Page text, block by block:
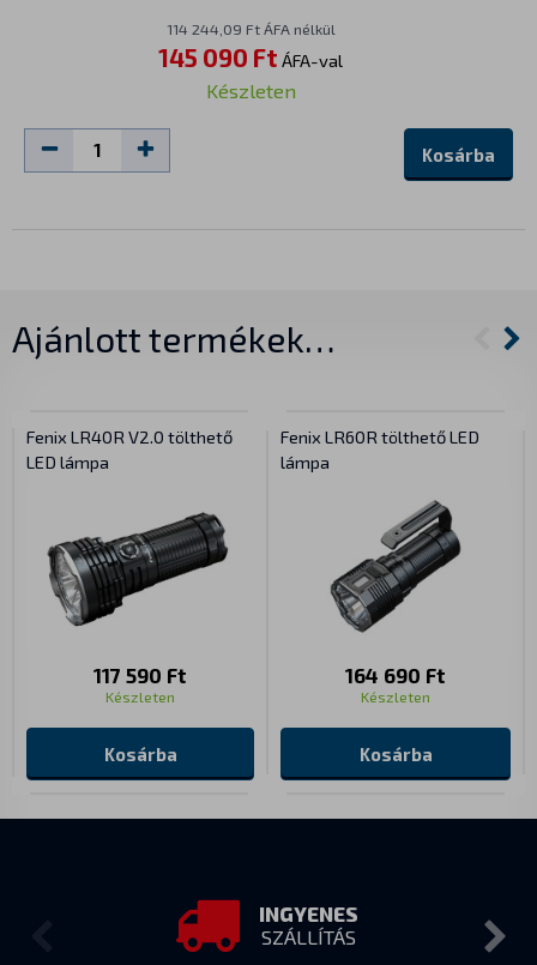
114 244,09 Ft ÁFA nélkül
145 090 Ft ÁFA-val
Készleten
Kosárba
Ajánlott termékek…
Fenix LR40R V2.0 tölthető
LED lámpa
117 590 Ft
Készleten
Kosárba
Fenix LR60R tölthető LED
lámpa
164 690 Ft
Készleten
Kosárba
INGYENES
SZÁLLÍTÁS